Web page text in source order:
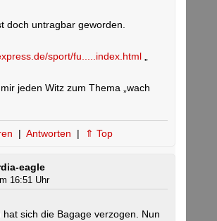
doch untragbar geworden.
sport/fu.....index.html
jeden Witz zum Thema „wach
| Antworten | ⇑ Top
eagle
16:51 Uhr
hat sich die Bagage verzogen. Nun